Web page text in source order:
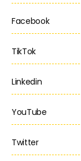
Facebook
TikTok
Linkedin
YouTube
Twitter